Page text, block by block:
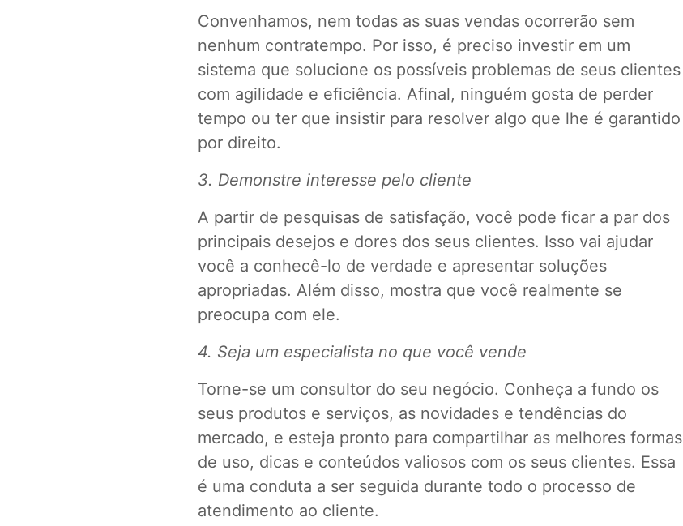
Convenhamos, nem todas as suas vendas ocorrerão sem
nenhum contratempo. Por isso, é preciso investir em um
sistema que solucione os possíveis problemas de seus clientes
com agilidade e eficiência. Afinal, ninguém gosta de perder
tempo ou ter que insistir para resolver algo que lhe é garantido
por direito.
3. Demonstre interesse pelo cliente
A partir de pesquisas de satisfação, você pode ficar a par dos
principais desejos e dores dos seus clientes. Isso vai ajudar
você a conhecê-lo de verdade e apresentar soluções
apropriadas. Além disso, mostra que você realmente se
preocupa com ele.
4. Seja um especialista no que você vende
Torne-se um consultor do seu negócio. Conheça a fundo os
seus produtos e serviços, as novidades e tendências do
mercado, e esteja pronto para compartilhar as melhores formas
de uso, dicas e conteúdos valiosos com os seus clientes. Essa
é uma conduta a ser seguida durante todo o processo de
atendimento ao cliente.